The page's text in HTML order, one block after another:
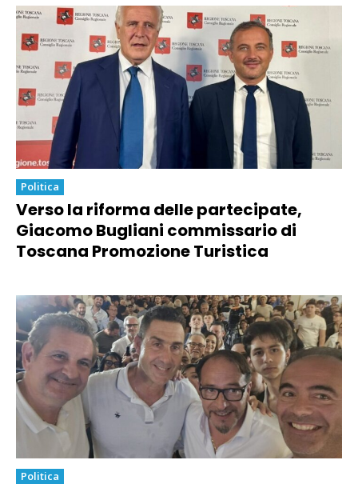
Politica
Verso la riforma delle partecipate,
Giacomo Bugliani commissario di
Toscana Promozione Turistica
Politica